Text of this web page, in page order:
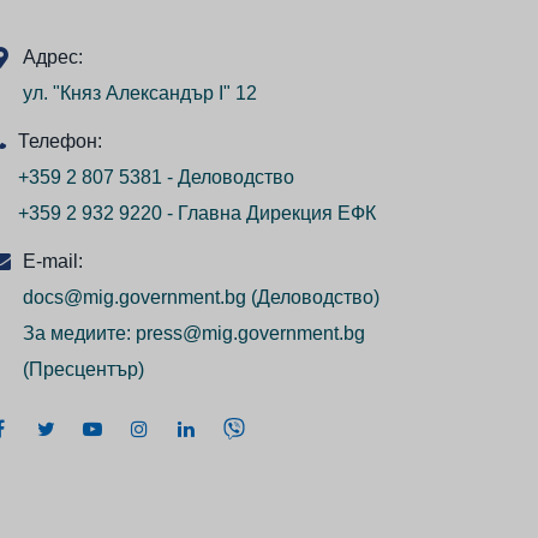
Адрес:
ул. "Княз Александър I" 12
Телефон:
+359 2 807 5381 - Деловодство
+359 2 932 9220 - Главна Дирекция ЕФК
E-mail:
docs@mig.government.bg (Деловодство)
За медиите: press@mig.government.bg
(Пресцентър)